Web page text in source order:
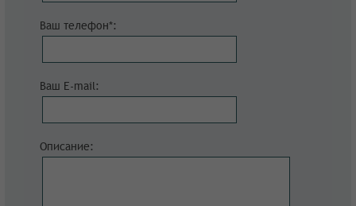
Ваш телефон*:
Ваш E-mail:
Описание: